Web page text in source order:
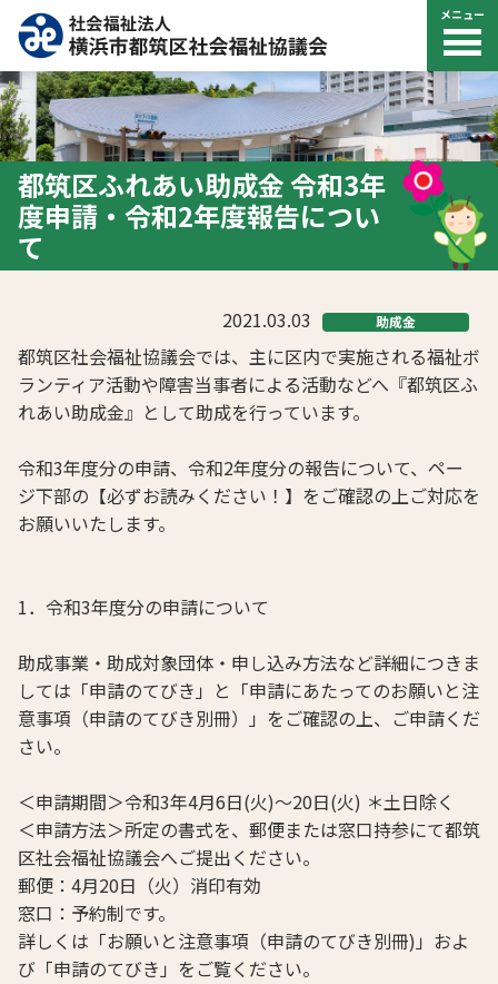
メニュー
都筑区ふれあい助成金 令和3年
度申請・令和2年度報告につい
て
2021.03.03 助成金
都筑区社会福祉協議会では、主に区内で実施される福祉ボ
ランティア活動や障害当事者による活動などへ『都筑区ふ
れあい助成金』として助成を行っています。
令和3年度分の申請、令和2年度分の報告について、ペー
ジ下部の【必ずお読みください！】をご確認の上ご対応を
お願いいたします。
1．令和3年度分の申請について
助成事業・助成対象団体・申し込み方法など詳細につきま
しては「申請のてびき」と「申請にあたってのお願いと注
意事項（申請のてびき別冊）」をご確認の上、ご申請くだ
さい。
＜申請期間＞令和3年4月6日(火)～20日(火) ＊土日除く
＜申請方法＞所定の書式を、郵便または窓口持参にて都筑
区社会福祉協議会へご提出ください。
郵便：4月20日（火）消印有効
窓口：予約制です。
詳しくは「お願いと注意事項（申請のてびき別冊)」およ
び「申請のてびき」をご覧ください。